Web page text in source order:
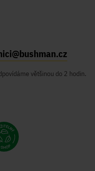
většinou do 2 hodin.